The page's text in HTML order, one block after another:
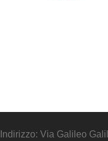
Indirizzo: Via Galileo